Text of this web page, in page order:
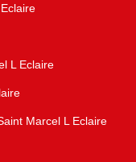
L Eclaire
Marcel L Eclaire